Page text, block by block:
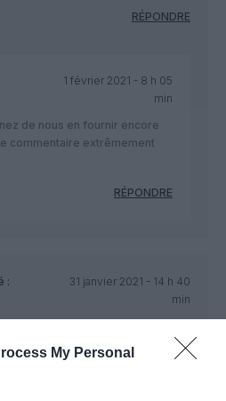
My Personal
RÉPONDRE
1 février 2021 - 8 h 05
min
de nous en fournir encore
commentaire extrêmement
RÉPONDRE
:
31 janvier 2021 - 14 h 40
min
collé avec la chine ^^ voir
diffusé sur Arte sur le flicage de